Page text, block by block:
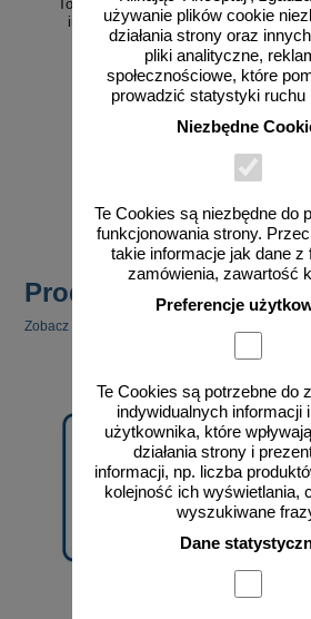
używanie plików cookie
działania strony oraz
pliki analityczne,
społecznościowe, które
prowadzić statystyki ruchu
Niezbędne
Te Cookies są niezbędne do
funkcjonowania strony.
takie informacje jak dane z
zamówienia, zawartość
Preferencje
Te Cookies są potrzebne do
indywidualnych informacji
użytkownika, które
działania strony i
informacji, np. liczba
kolejność ich wyświetlania,
wyszukiwane
Dane
Toaleta damska 1 - znak
informacyjny - RA015
Produkty popularne
Zobacz inne popularne produkty w tej kategorii.